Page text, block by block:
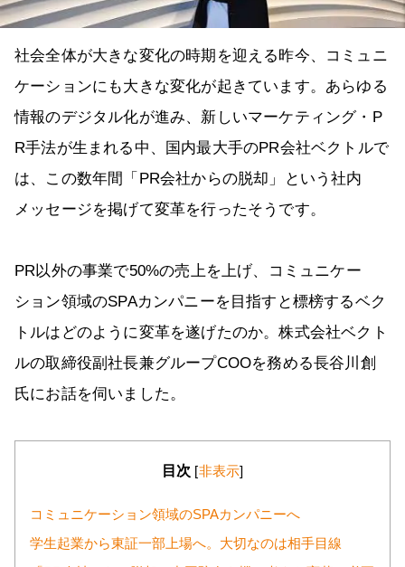
社会全体が大きな変化の時期を迎える昨今、コミュニ
ケーションにも大きな変化が起きています。あらゆる
情報のデジタル化が進み、新しいマーケティング・P
R手法が生まれる中、国内最大手のPR会社ベクトルで
は、この数年間「PR会社からの脱却」という社内
メッセージを掲げて変革を行ったそうです。
PR以外の事業で50%の売上を上げ、コミュニケー
ション領域のSPAカンパニーを目指すと標榜するベク
トルはどのように変革を遂げたのか。株式会社ベクト
ルの取締役副社長兼グループCOOを務める長谷川創
氏にお話を伺いました。
目次 [非表示]
コミュニケーション領域のSPAカンパニーへ
学生起業から東証一部上場へ。大切なのは相手目線